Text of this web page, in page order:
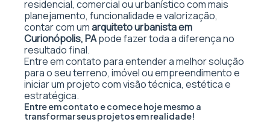
residencial, comercial ou urbanístico com mais
planejamento, funcionalidade e valorização,
contar com umarquiteto urbanista em
Curionópolis, PApode fazer toda a diferença no
resultado final.
Entre em contato para entender a melhor solução
para o seu terreno, imóvel ou empreendimento e
iniciar um projeto com visão técnica, estética e
estratégica.
Entre em contato e comece hoje mesmo a
transformar seus projetos em realidade!